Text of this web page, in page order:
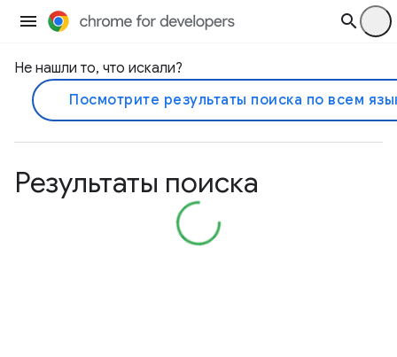
Не нашли то, что искали?
Посмотрите результаты поиска по всем
Результаты поиска